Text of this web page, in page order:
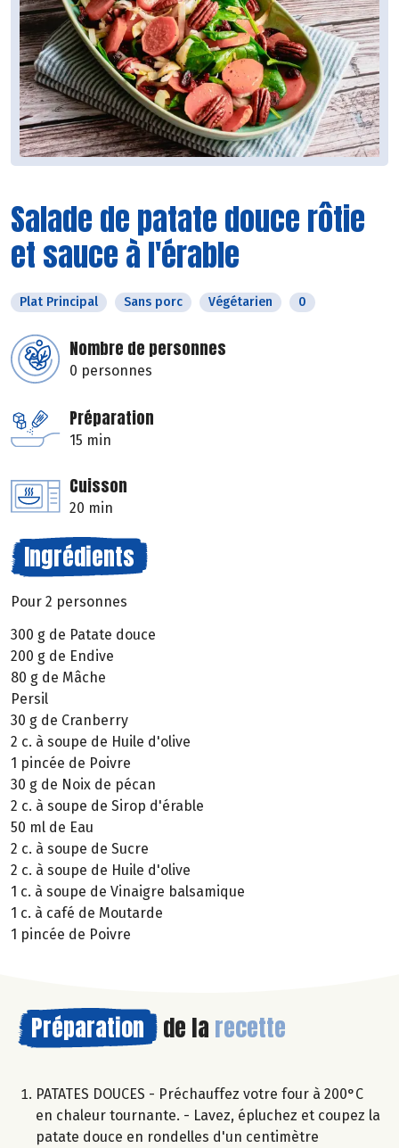
Salade de patate douce rôtie
et sauce à l'érable
Plat Principal Sans porc Végétarien 0
Nombre de personnes
0 personnes
Préparation
15 min
Cuisson
20 min
Ingrédients
Pour 2 personnes
300 g de Patate douce
200 g de Endive
80 g de Mâche
Persil
30 g de Cranberry
2 c. à soupe de Huile d'olive
1 pincée de Poivre
30 g de Noix de pécan
2 c. à soupe de Sirop d'érable
50 ml de Eau
2 c. à soupe de Sucre
2 c. à soupe de Huile d'olive
1 c. à soupe de Vinaigre balsamique
1 c. à café de Moutarde
1 pincée de Poivre
Préparation de la recette
PATATES DOUCES - Préchauffez votre four à 200°C
en chaleur tournante. - Lavez, épluchez et coupez la
patate douce en rondelles d'un centimètre